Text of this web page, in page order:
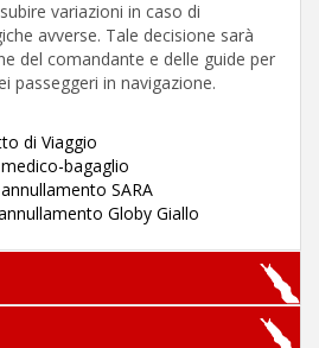
variazioni in caso di
avverse. Tale decisione sarà
del comandante e delle guide per
passeggeri in navigazione.
di Viaggio
bagaglio
SARA
Globy Giallo